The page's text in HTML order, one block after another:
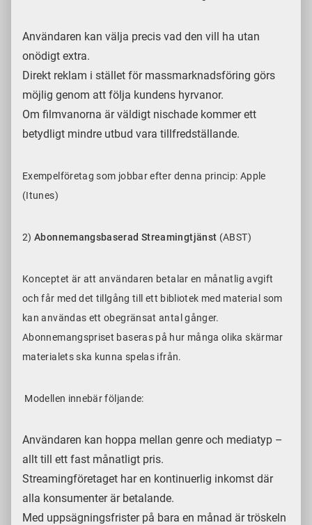
Användaren kan välja precis vad den vill ha utan
onödigt extra.
Direkt reklam i stället för massmarknadsföring görs
möjlig genom att följa kundens hyrvanor.
Om filmvanorna är väldigt nischade kommer ett
betydligt mindre utbud vara tillfredställande.
Exempelföretag som jobbar efter denna princip: Apple
(Itunes)
2)Abonnemangsbaserad Streamingtjänst (ABST)
Konceptet är att användaren betalar en månatlig avgift
och får med det tillgång till ett bibliotek med material som
kan användas ett obegränsat antal gånger.
Abonnemangspriset baseras på hur många olika skärmar
materialets ska kunna spelas ifrån.
Modellen innebär följande:
Användaren kan hoppa mellan genre och mediatyp –
allt till ett fast månatligt pris.
Streamingföretaget har en kontinuerlig inkomst där
alla konsumenter är betalande.
Med uppsägningsfrister på bara en månad är tröskeln